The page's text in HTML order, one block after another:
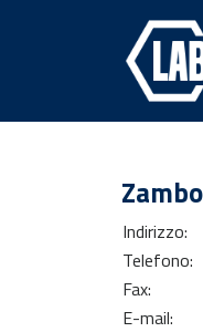
Indirizzo:
Telefono:
Fax:
E-mail: